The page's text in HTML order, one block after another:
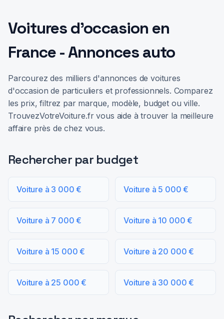
Voitures d'occasion en
France - Annonces auto
Parcourez des milliers d'annonces de voitures
d'occasion de particuliers et professionnels. Comparez
les prix, filtrez par marque, modèle, budget ou ville.
TrouvezVotreVoiture.fr vous aide à trouver la meilleure
affaire près de chez vous.
Rechercher par budget
Voiture à 3 000 € Voiture à 5 000 €
Voiture à 7 000 € Voiture à 10 000 €
Voiture à 15 000 € Voiture à 20 000 €
Voiture à 25 000 € Voiture à 30 000 €